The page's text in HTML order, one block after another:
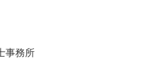
事務所